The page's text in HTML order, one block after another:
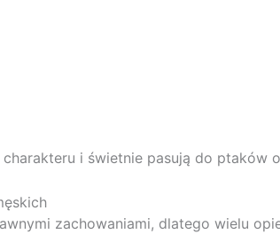
i świetnie pasują do ptaków
zachowaniami, dlatego wielu